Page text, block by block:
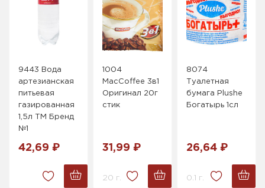
9443 Вода
артезианская
питьевая
газированная
1,5л ТМ Бренд
№1
42,69 ₽
1004
MacCoffee 3в1
Оригинал 20г
стик
31,99 ₽
20 г.
8074
Туалетная
бумага Plushe
Богатырь 1сл
26,64 ₽
0.1 г.